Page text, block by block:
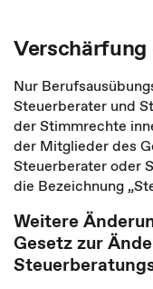
Nur
Steuerberater und
der Stimmrechte
der Mitglieder des
Steuerberater oder
die Bezeichnung
Weitere
Gesetz zur